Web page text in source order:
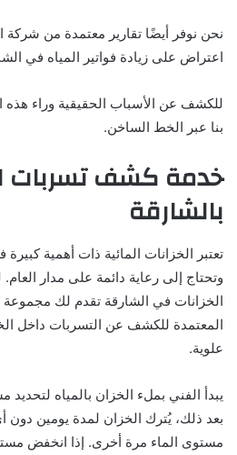
نحن نوفر أيضًا تقارير معتمدة من شركة
اعتراض على زيادة فواتير المياه في
للكشف عن الأسباب الحقيقية وراء هذه
بنا عبر الخط الساخن.
خدمة كشف تسربات
بالشارقة
تعتبر الخزانات المائية ذات أهمية
وتحتاج إلى رعاية دائمة على مدار
الخزانات في الشارقة تقدم لك مجموعة
المعتمدة للكشف عن التسربات داخل
علوية.
يبدأ الفني بملء الخزان بالمياه
بعد ذلك، يُترك الخزان لمدة يومين
مستوى الماء مرة أخرى. إذا انخفض